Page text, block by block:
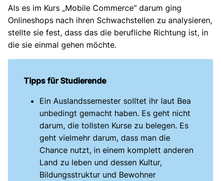
Als es im Kurs „Mobile Commerce“ darum ging
Onlineshops nach ihren Schwachstellen zu analysieren,
stellte sie fest, dass das die berufliche Richtung ist, in
die sie einmal gehen möchte.
Tipps für Studierende
Ein Auslandssemester solltet ihr laut Bea
unbedingt gemacht haben. Es geht nicht
darum, die tollsten Kurse zu belegen. Es
geht vielmehr darum, dass man die
Chance nutzt, in einem komplett anderen
Land zu leben und dessen Kultur,
Bildungsstruktur und Bewohner